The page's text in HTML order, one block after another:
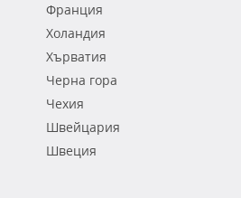
Франция
Холандия
Хърватия
Черна гора
Чехия
Швейцария
Швеция